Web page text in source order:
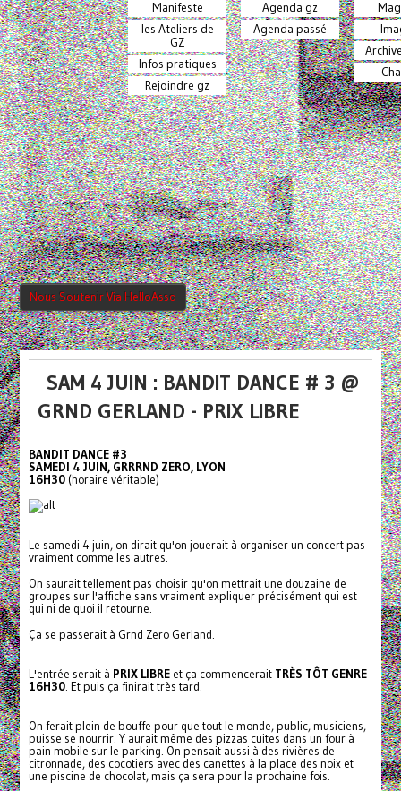
Manifeste
les Ateliers de
GZ
Infos pratiques
Rejoindre gz
Agenda gz
Agenda passé
Nous Soutenir Via HelloAsso
SAM 4 JUIN : BANDIT DANCE # 3 @
GRND GERLAND - PRIX LIBRE
BANDIT DANCE #3
SAMEDI 4 JUIN, GRRRND ZERO, LYON
16H30(horaire véritable)
Le samedi 4 juin, on dirait qu'on jouerait à organiser un concert pas
vraiment comme les autres.
On saurait tellement pas choisir qu'on mettrait une douzaine de
groupes sur l'affiche sans vraiment expliquer précisément qui est
qui ni de quoi il retourne.
Ça se passerait à Grnd Zero Gerland.
L'entrée serait à PRIX LIBREet ça commencerait TRÈS TÔT GENRE
16H30. Et puis ça finirait très tard.
On ferait plein de bouffe pour que tout le monde, public, musiciens,
puisse se nourrir. Y aurait même des pizzas cuites dans un four à
pain mobile sur le parking. On pensait aussi à des rivières de
citronnade, des cocotiers avec des canettes à la place des noix et
une piscine de chocolat, mais ça sera pour la prochaine fois.